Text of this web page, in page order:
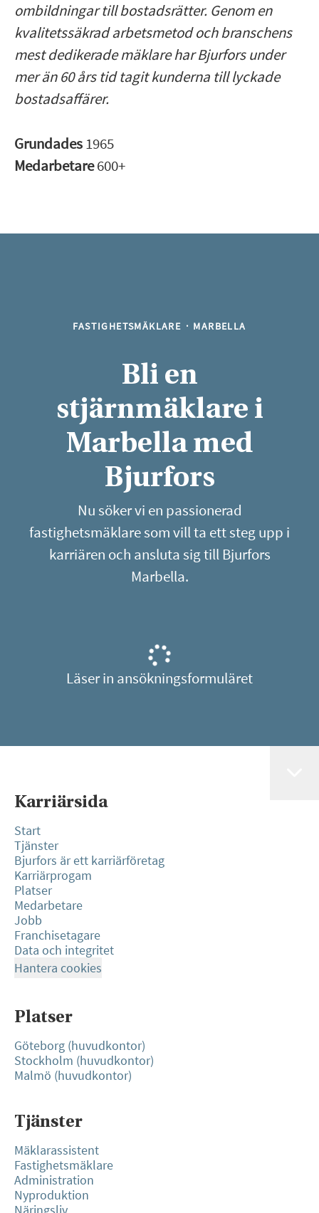
ombildningar till bostadsrätter. Genom en
kvalitetssäkrad arbetsmetod och branschens
mest dedikerade mäklare har Bjurfors under
mer än 60 års tid tagit kunderna till lyckade
bostadsaffärer.
Grundades1965
Medarbetare600+
FASTIGHETSMÄKLARE · MARBELLA
Bli en
stjärnmäklare i
Marbella med
Bjurfors
Nu söker vi en passionerad
fastighetsmäklare som vill ta ett steg upp i
karriären och ansluta sig till Bjurfors
Marbella.
Läser in ansökningsformuläret
Karriärsida
Start
Tjänster
Bjurfors är ett karriärföretag
Karriärprogam
Platser
Medarbetare
Jobb
Franchisetagare
Data och integritet
Hantera cookies
Platser
Göteborg (huvudkontor)
Stockholm (huvudkontor)
Malmö (huvudkontor)
Tjänster
Mäklarassistent
Fastighetsmäklare
Administration
Nyproduktion